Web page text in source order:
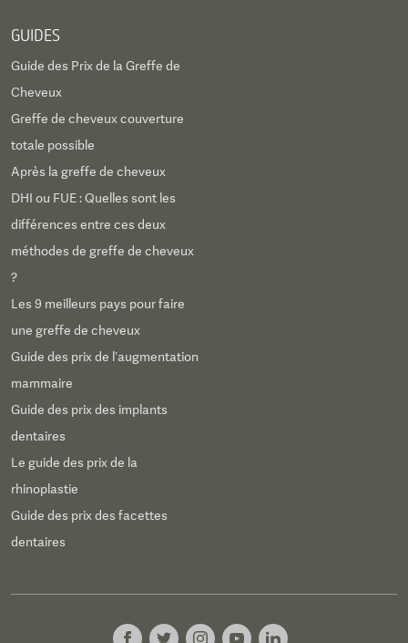
GUIDES
Guide des Prix de la Greffe de
Cheveux
Greffe de cheveux couverture
totale possible
Après la greffe de cheveux
DHI ou FUE : Quelles sont les
différences entre ces deux
méthodes de greffe de cheveux
?
Les 9 meilleurs pays pour faire
une greffe de cheveux
Guide des prix de l’augmentation
mammaire
Guide des prix des implants
dentaires
Le guide des prix de la
rhinoplastie
Guide des prix des facettes
dentaires